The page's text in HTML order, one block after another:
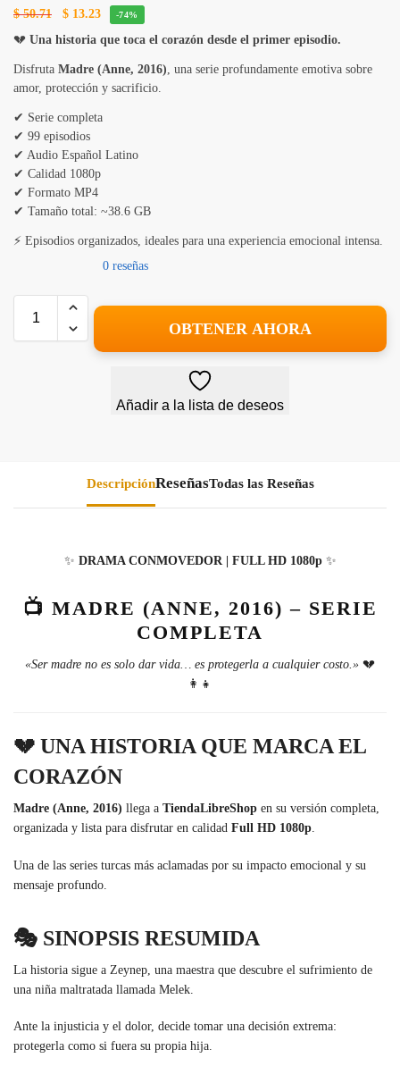
$50.71 $ 13.23 -74%
💔 Una historia que toca el corazón desde el primer episodio.
Disfruta Madre (Anne, 2016), una serie profundamente emotiva sobre
amor, protección y sacrificio.
✔ Serie completa
✔ 99 episodios
✔ Audio Español Latino
✔ Calidad 1080p
✔ Formato MP4
✔ Tamaño total: ~38.6 GB
⚡ Episodios organizados, ideales para una experiencia emocional intensa.
0 reseñas
OBTENER AHORA
Añadir a la lista de deseos
Descripción Todas las Reseñas
✨ DRAMA CONMOVEDOR | FULL HD 1080p✨
📺 MADRE (ANNE, 2016) – SERIE
COMPLETA
«Ser madre no es solo dar vida… es protegerla a cualquier costo.» 💔
👩‍👧
💔 UNA HISTORIA QUE MARCA EL
CORAZÓN
Madre (Anne, 2016) llega a TiendaLibreShop en su versión completa,
organizada y lista para disfrutar en calidad Full HD 1080p.
Una de las series turcas más aclamadas por su impacto emocional y su
mensaje profundo.
🎭 SINOPSIS RESUMIDA
La historia sigue a Zeynep, una maestra que descubre el sufrimiento de
una niña maltratada llamada Melek.
Ante la injusticia y el dolor, decide tomar una decisión extrema:
protegerla como si fuera su propia hija.